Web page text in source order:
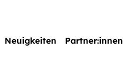
Neuigkeiten Partner:innen